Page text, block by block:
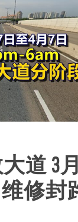
道 3
修封